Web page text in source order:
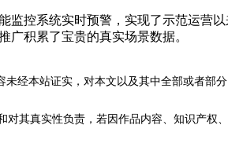
系统实时预警，实现了示范运营以
广积累了宝贵的真实场景数据。
经本站证实，对本文以及其中全部或者部
其真实性负责，若因作品内容、知识产权